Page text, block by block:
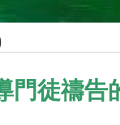
門徒禱告